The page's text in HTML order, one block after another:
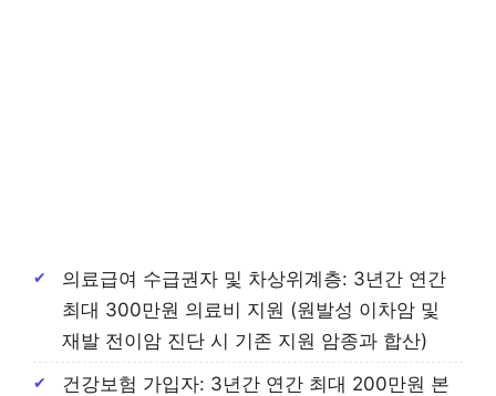
의료급여 수급권자 및 차상위계층: 3년간 연간
최대 300만원 의료비 지원 (원발성 이차암 및
재발 전이암 진단 시 기존 지원 암종과 합산)
건강보험 가입자: 3년간 연간 최대 200만원 본